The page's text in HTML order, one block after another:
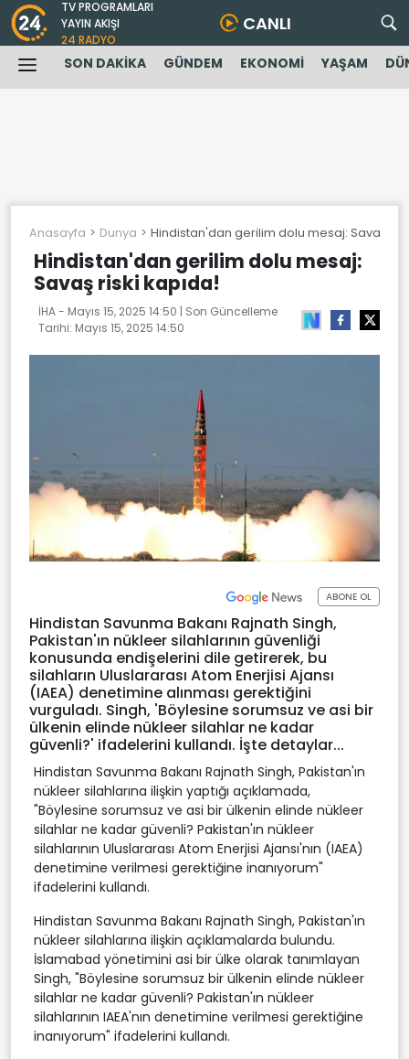
TV PROGRAMLARI
YAYIN AKIŞI
24 RADYO
CANLI
SON DAKİKA GÜNDEM EKONOMİ YAŞAM
Anasayfa Dunya Hindistan'dan gerilim dolu mesaj: Savaş
Hindistan'dan gerilim dolu mesaj:
Savaş riski kapıda!
İHA - Mayıs 15, 2025 14:50 | Son Güncelleme
Tarihi: Mayıs 15, 2025 14:50
ABONE OL
Hindistan Savunma Bakanı Rajnath Singh,
Pakistan'ın nükleer silahlarının güvenliği
konusunda endişelerini dile getirerek, bu
silahların Uluslararası Atom Enerjisi Ajansı
(IAEA) denetimine alınması gerektiğini
vurguladı. Singh, 'Böylesine sorumsuz ve asi bir
ülkenin elinde nükleer silahlar ne kadar
güvenli?' ifadelerini kullandı. İşte detaylar...
Hindistan Savunma Bakanı Rajnath Singh, Pakistan'ın
nükleer silahlarına ilişkin yaptığı açıklamada,
"Böylesine sorumsuz ve asi bir ülkenin elinde nükleer
silahlar ne kadar güvenli? Pakistan'ın nükleer
silahlarının Uluslararası Atom Enerjisi Ajansı'nın (IAEA)
denetimine verilmesi gerektiğine inanıyorum"
ifadelerini kullandı.
Hindistan Savunma Bakanı Rajnath Singh, Pakistan'ın
nükleer silahlarına ilişkin açıklamalarda bulundu.
İslamabad yönetimini asi bir ülke olarak tanımlayan
Singh, "Böylesine sorumsuz bir ülkenin elinde nükleer
silahlar ne kadar güvenli? Pakistan'ın nükleer
silahlarının IAEA'nın denetimine verilmesi gerektiğine
inanıyorum" ifadelerini kullandı.